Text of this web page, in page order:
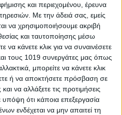
και περιεχομένου, έρευνα
Με την άδειά σας, εμείς
να χρησιμοποιήσουμε ακριβή
και ταυτοποίησης μέσω
κάνετε κλικ για να συναινέσετε
τους 1019 συνεργάτες μας όπως
μπορείτε να κάνετε κλικ
ή να αποκτήσετε πρόσβαση σε
να αλλάξετε τις προτιμήσεις
υπόψη ότι κάποια επεξεργασία
ενδέχεται να μην απαιτεί τη
νιώσουμε μεγαλύτερη
και δίπλα στους ανθρώπους
μπορούν να γίνουν πιο
η ειλικρίνεια, η
κάτι με διάρκεια. Μια
εκκρεμότητες, να
ή να φέρει δύο